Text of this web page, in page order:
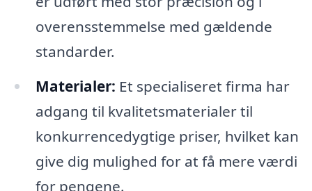
overensstemmelse med gældende
standarder.
Materialer: Et specialiseret firma har
adgang til kvalitetsmaterialer til
konkurrencedygtige priser, hvilket kan
give dig mulighed for at få mere værdi
for pengene.